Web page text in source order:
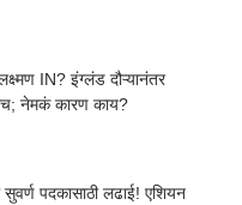
IN? इंग्लंड दौऱ्यानंतर
नेमकं कारण काय?
पदकासाठी लढाई! एशियन